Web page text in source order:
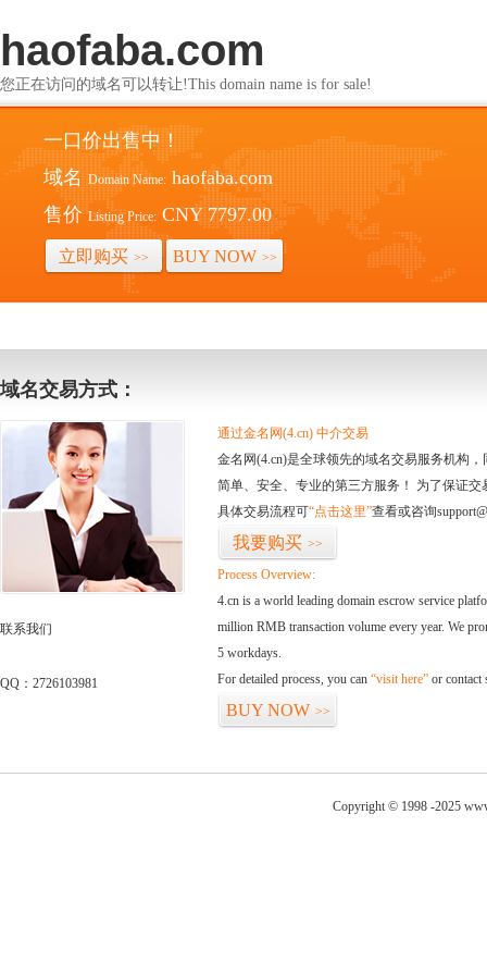
haofaba.com
您正在访问的域名可以转让!This domain name is for sale!
一口价出售中！
域名 Domain Name: haofaba.com
售价 Listing Price: CNY 7797.00
立即购买 >> BUY NOW >>
域名交易方式：
联系我们
QQ：2726103981
通过金名网(4.cn) 中介交易
金名网(4.cn)是全球领先的域名交易服务机构
简单、安全、专业的第三方服务！ 为了保证
具体交易流程可“点击这里”查看或咨询
我要购买 >>
Process Overview:
4.cn is a world leading domain escrow service
million RMB transaction volume every year. We
5 workdays.
For detailed process, you can “visit here” or contact
BUY NOW >>
Copyright © 1998 -2025